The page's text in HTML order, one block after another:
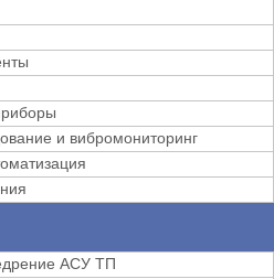
и вибромониторинг
АСУ ТП